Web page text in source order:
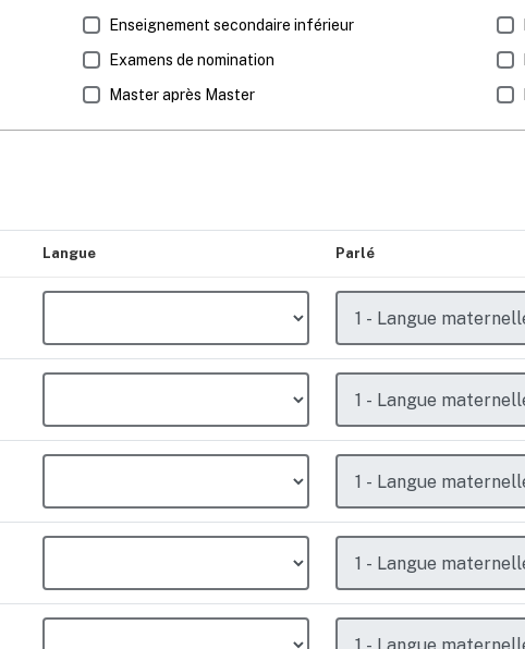
Enseignement secondaire inférieur
Examens de nomination
Master après Master
Langue Parlé